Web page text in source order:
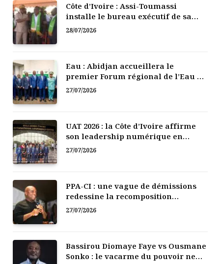
Côte d’Ivoire : Assi-Toumassi
installe le bureau exécutif de sa
mutuelle de développement
28/07/2026
Eau : Abidjan accueillera le
premier Forum régional de l’Eau de
l’Afrique de l’Ouest
27/07/2026
UAT 2026 : la Côte d’Ivoire affirme
son leadership numérique en
Afrique
27/07/2026
PPA-CI : une vague de démissions
redessine la recomposition
politique
27/07/2026
Bassirou Diomaye Faye vs Ousmane
Sonko : le vacarme du pouvoir ne